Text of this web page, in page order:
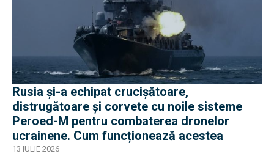
Rusia și-a echipat crucișătoare,
distrugătoare și corvete cu noile sisteme
Peroed-M pentru combaterea dronelor
ucrainene. Cum funcționează acestea
13 IULIE 2026